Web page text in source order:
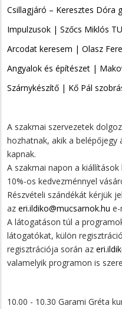
Csillagjáró – Keresztes Dóra
Impulzusok | Szőcs Miklós
Arcodat keresem | Olasz
Angyalok és építészet |
Szárnykészítő | Kő Pál
A szakmai szervezetek
hozhatnak, akik a
kapnak.
A szakmai napon a
10%-os kedvezménnyel
Részvételi szándékát kérjük
az eri.ildiko@mucsarnok.hu e-
A látogatáson túl a
látogatókat, külön
regisztrációja során az
valamelyik programon is
10.00 - 10.30 Garami Gréta